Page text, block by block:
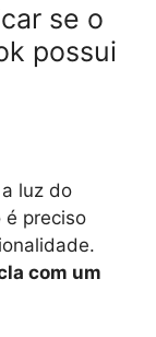
se o
possui
luz do
é preciso
com um